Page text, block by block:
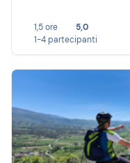
1,5 ore
5,0
1-4 partecipanti